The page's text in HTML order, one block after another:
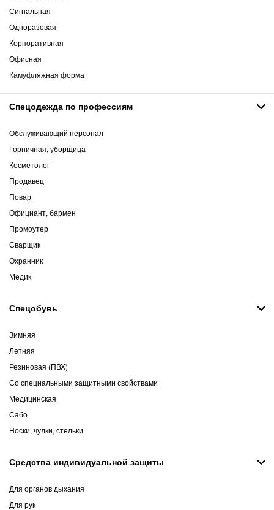
Сигнальная
Одноразовая
Корпоративная
Офисная
Камуфляжная форма
Спецодежда по профессиям
Обслуживающий персонал
Горничная, уборщица
Косметолог
Продавец
Повар
Официант, бармен
Промоутер
Сварщик
Охранник
Медик
Спецобувь
Зимняя
Летняя
Резиновая (ПВХ)
Со специальными защитными свойствами
Медицинская
Сабо
Носки, чулки, стельки
Средства индивидуальной защиты
Для органов дыхания
Для рук